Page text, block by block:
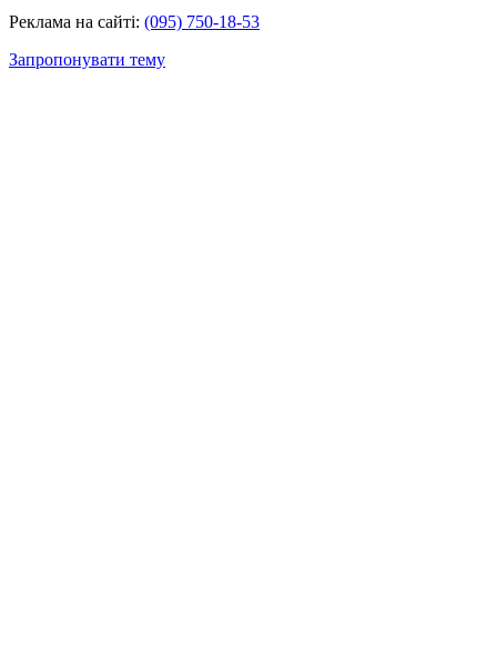
Реклама на сайті: (095) 750-18-53
Запропонувати тему